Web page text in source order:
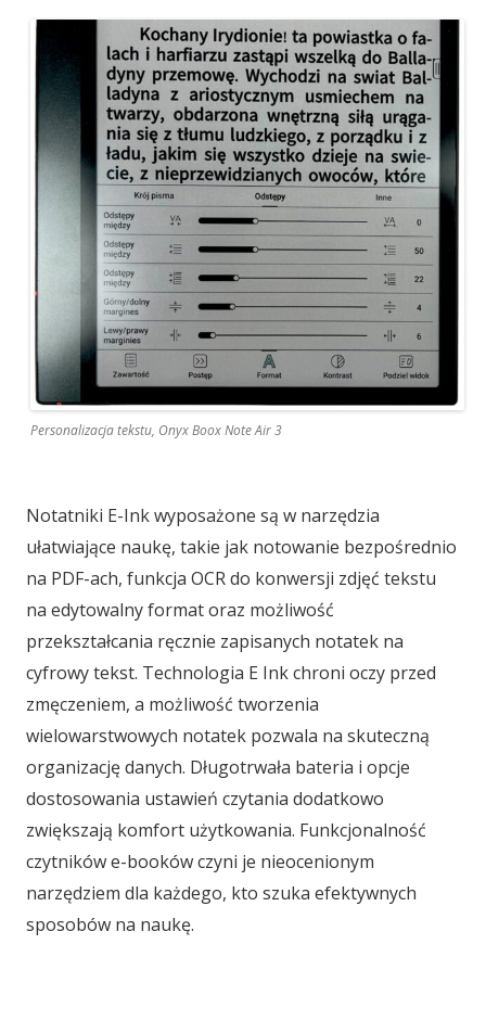
Personalizacja tekstu, Onyx Boox Note Air 3
Notatniki E-Ink wyposażone są w narzędzia
ułatwiające naukę, takie jak notowanie bezpośrednio
na PDF-ach, funkcja OCR do konwersji zdjęć tekstu
na edytowalny format oraz możliwość
przekształcania ręcznie zapisanych notatek na
cyfrowy tekst. Technologia E Ink chroni oczy przed
zmęczeniem, a możliwość tworzenia
wielowarstwowych notatek pozwala na skuteczną
organizację danych. Długotrwała bateria i opcje
dostosowania ustawień czytania dodatkowo
zwiększają komfort użytkowania. Funkcjonalność
czytników e-booków czyni je nieocenionym
narzędziem dla każdego, kto szuka efektywnych
sposobów na naukę.